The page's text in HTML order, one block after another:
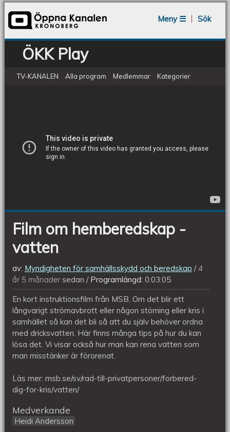
Meny ☰
Sök
ÖKK Play
TV-KANALEN Alla program Medlemmar Kategorier
hemberedskap
Film om hemberedskap -
vatten
av: Myndigheten för samhällsskydd och beredskap
4
år 5 månadersedan Programlängd: 0:03:05
En kort instruktionsfilm från MSB. Om det blir ett
långvarigt strömavbrott eller någon störning eller kris i
samhället så kan det bli så att du själv behöver ordna
med dricksvatten. Här finns många tips på hur du kan
lösa det. Vi visar också hur man kan rena vatten som
man misstänker är förorenat.
Läs mer: msb.se/sv/rad-till-privatpersoner/forbered-
dig-for-kris/vatten/
Medverkande
Heidi Andersson